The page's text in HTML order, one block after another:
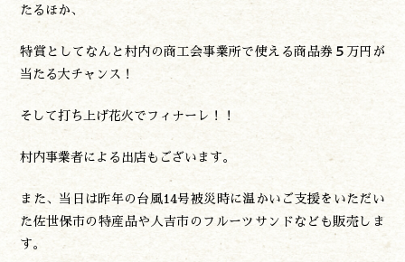
たるほか、
特賞としてなんと村内の商工会事業所で使える商品券 ５ 万円が
当たる大チャンス！
そして打ち上げ花火でフィナーレ！！
村内事業者による出店もございます。
また、当日は昨年の台風14号被災時に温かいご支援をいただい
た佐世保市の特産品や人吉市のフルーツサンドなども販売しま
す。
宮崎県東臼杵郡諸塚村家代3068しいたけの館21内
0982-65-0178